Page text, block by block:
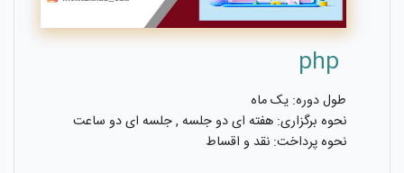
php
طول دوره: یک ماه
نحوه برگزاری: هفته ای دو جلسه , جلسه ای دو ساعت
نحوه پرداخت: نقد و اقساط